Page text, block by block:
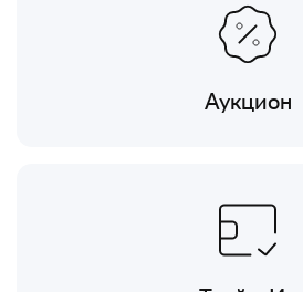
Аукцион